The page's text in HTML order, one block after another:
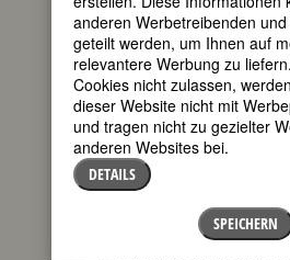
akademische Bildung,
Medizin zu studieren. Im
Wintersemester 1870
als erste deutsche
jungen Universität in
ein. MitFranziska Tiburtius
Jahr später ihr
aufnahm, begann eine
Freundschaft und
Sie promovierte in ihrem 9.
mit summa cum laude. Nur
anderen Werbetreibenden
geteilt werden, um Ihnen auf
relevantere Werbung zu
Cookies nicht zulassen,
dieser Website nicht mit
und tragen nicht zu gezielter
anderen Websites bei.
DETAILS
SPEICHERN